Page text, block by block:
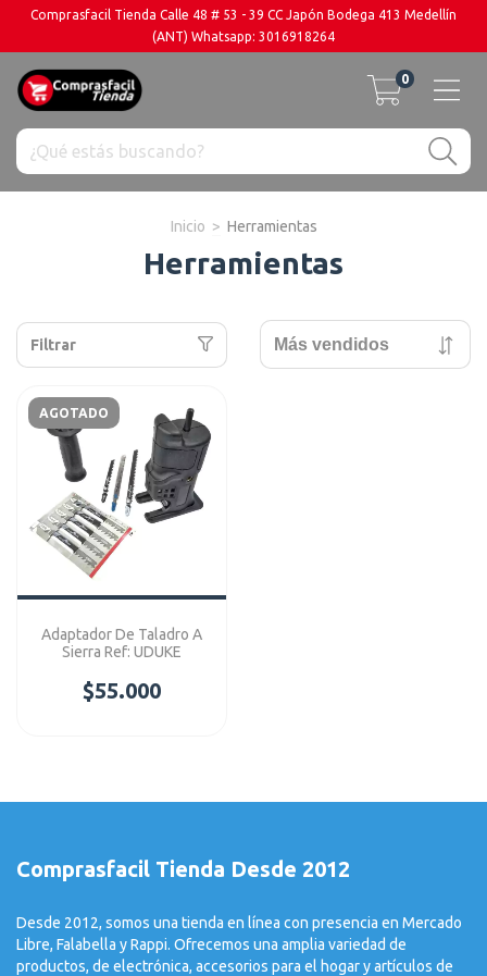
Comprasfacil Tienda Calle 48 # 53 - 39 CC Japón Bodega 413 Medellín
(ANT) Whatsapp: 3016918264
0
Inicio > Herramientas
Herramientas
Filtrar
AGOTADO
Adaptador De Taladro A
Sierra Ref: UDUKE
$55.000
Comprasfacil Tienda Desde 2012
Desde 2012, somos una tienda en línea con presencia en Mercado
Libre, Falabella y Rappi. Ofrecemos una amplia variedad de
productos, de electrónica, accesorios para el hogar y artículos de